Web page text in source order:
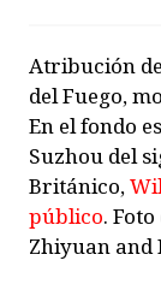
Atribución
del Fuego,
En el fondo
Suzhou del
Británico,
público.
Zhiyuan and